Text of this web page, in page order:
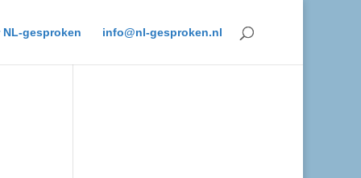
NL-gesproken info@nl-gesproken.nl